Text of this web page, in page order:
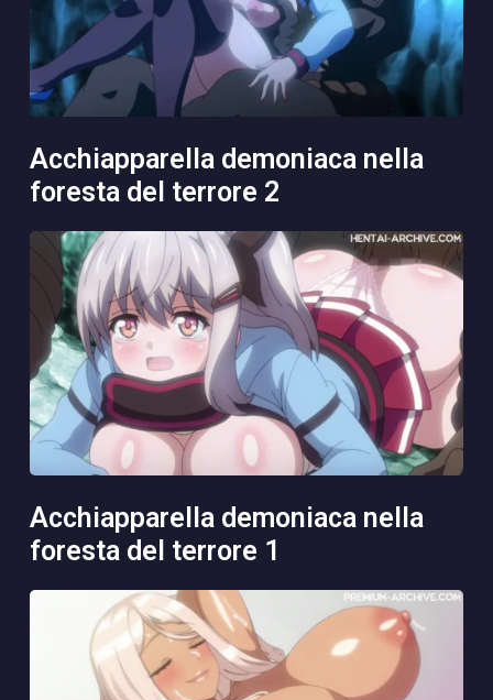
acchiapparella demoniaca nella
foresta del terrore 2
acchiapparella demoniaca nella
foresta del terrore 1